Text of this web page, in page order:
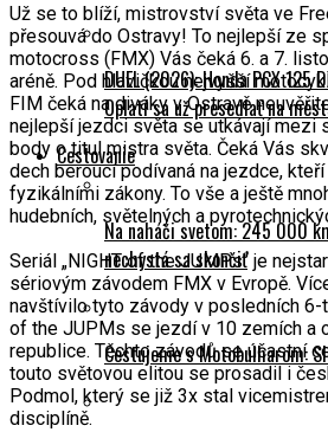
DUEL (2026): Honda PCX 125
Oplatí sa už presedlať na
Cestovanie
Na naháči svetom: 245 000
nechystá sa skončiť
Cestujeme s Motobulharom:
Už se to blíží, mistrovství světa ve
přesouvá do Ostravy! To nejlepší ze
motocross (FMX) Vás čeká 6. a 7.
aréně. Pod hlavičkou nejvyšší
FIM čeká na diváky v Ostravě
nejlepší jezdci světa se utkávají mezi
body o titul mistra světa. Čeká Vás
dech beroucí podívaná na jezdce,
fyzikálními zákony. To vše a ještě
hudebních, světelných a
Seriál „NIGHT of the JUMPs“ je
sériovým závodem FMX v Evropě.
navštívilo tyto závody v posledních 6-
of the JUPMs se jezdí v 10 zemích a
republice. Těchto závodů se účastní
touto světovou elitou se prosadil i
Podmol, který se již 3x stal
disciplíně.